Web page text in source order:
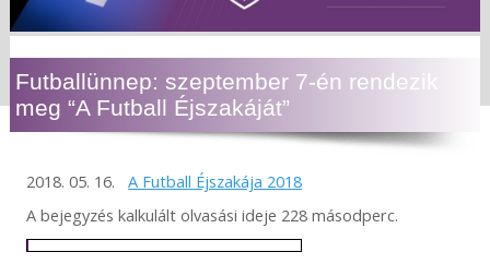
Futballünnep: szeptember 7-én rendezik
meg “A Futball Éjszakáját”
2018. 05. 16.
A Futball Éjszakája 2018
A bejegyzés kalkulált olvasási ideje 228 másodperc.